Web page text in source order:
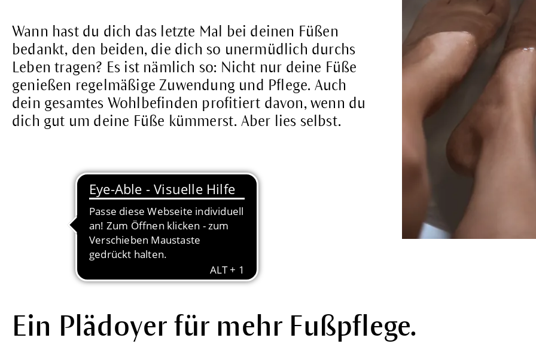
Wann hast du dich das letzte Mal bei deinen Füßen
bedankt, den beiden, die dich so unermüdlich durchs
Leben tragen? Es ist nämlich so: Nicht nur deine Füße
genießen regelmäßige Zuwendung und Pflege. Auch
dein gesamtes Wohlbefinden profitiert davon, wenn du
dich gut um deine Füße kümmerst. Aber lies selbst.
Ein Plädoyer für mehr Fußpflege.